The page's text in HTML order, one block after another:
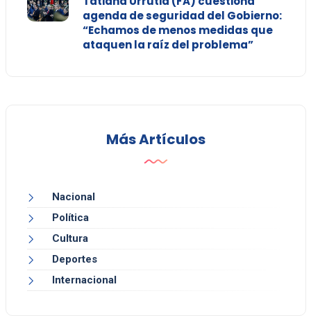
agenda de seguridad del Gobierno:
“Echamos de menos medidas que
ataquen la raíz del problema”
Más Artículos
Nacional
Política
Cultura
Deportes
Internacional